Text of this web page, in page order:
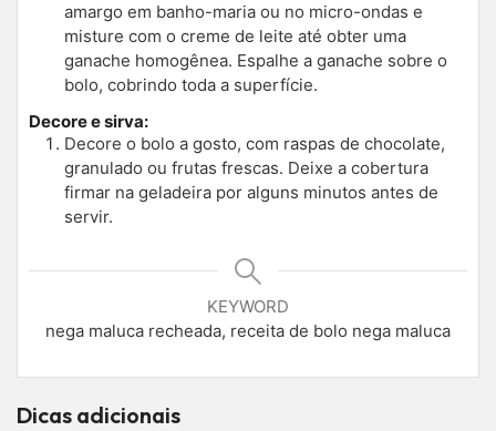
amargo em banho-maria ou no micro-ondas e
misture com o creme de leite até obter uma
ganache homogênea. Espalhe a ganache sobre o
bolo, cobrindo toda a superfície.
Decore e sirva:
Decore o bolo a gosto, com raspas de chocolate,
granulado ou frutas frescas. Deixe a cobertura
firmar na geladeira por alguns minutos antes de
servir.
KEYWORD
nega maluca recheada, receita de bolo nega maluca
Dicas adicionais